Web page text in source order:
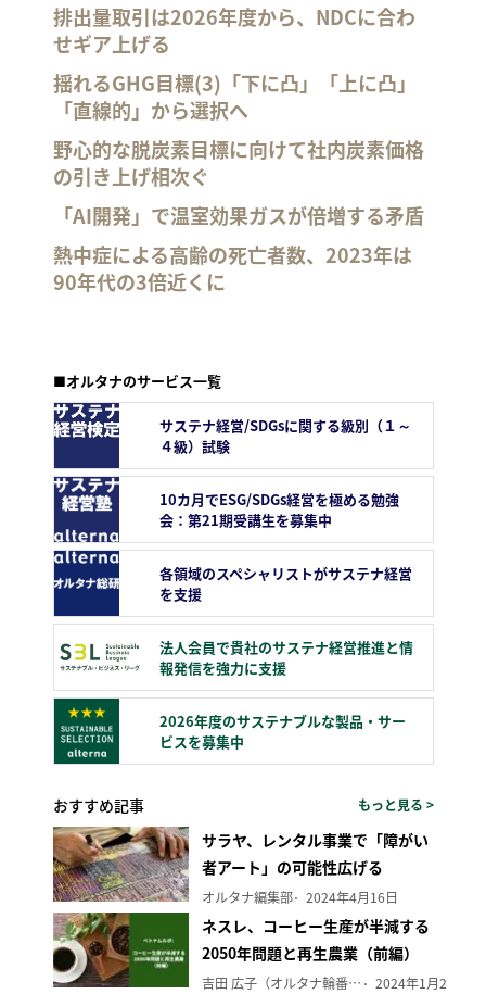
排出量取引は2026年度から、NDCに合わ
せギア上げる
揺れるGHG目標(3)「下に凸」「上に凸」
「直線的」から選択へ
野心的な脱炭素目標に向けて社内炭素価格
の引き上げ相次ぐ
「AI開発」で温室効果ガスが倍増する矛盾
熱中症による高齢の死亡者数、2023年は
90年代の3倍近くに
■オルタナのサービス一覧
サステナ経営/SDGsに関する級別（１～
４級）試験
10カ月でESG/SDGs経営を極める勉強
会：第21期受講生を募集中
各領域のスペシャリストがサステナ経営
を支援
法人会員で貴社のサステナ経営推進と情
報発信を強力に支援
2026年度のサステナブルな製品・サー
ビスを募集中
おすすめ記事 もっと見る >
サラヤ、レンタル事業で「障がい
者アート」の可能性広げる
オルタナ編集部 2024年4月16日
ネスレ、コーヒー生産が半減する
2050年問題と再生農業（前編）
吉田 広子（オルタナ輪番編集長） 2024年1月29日